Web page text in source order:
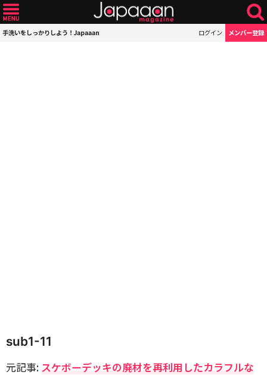
手洗いをしっかりしよう！Japaaan ログイン メンバー登録
sub1-11
元記事: スケボーデッキの廃材を再利用したカラフルな